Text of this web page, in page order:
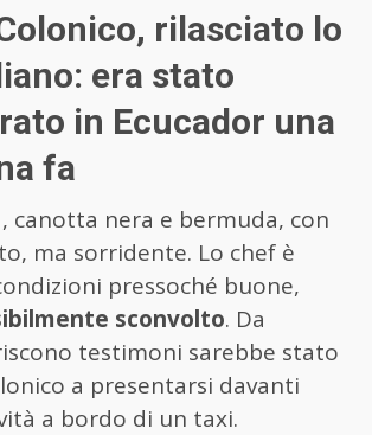
rilasciato lo
era stato
in Ecucador una
fa
canotta nera e bermuda, con
ma sorridente. Lo chef è
pressoché buone,
sconvolto. Da
testimoni sarebbe stato
a presentarsi davanti
a bordo di un taxi.